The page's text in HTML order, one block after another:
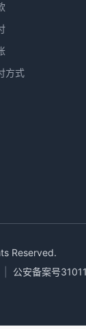
方式
Reserved.
公安备案号